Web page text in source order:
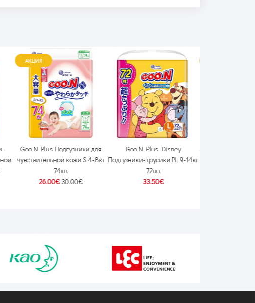
АКЦИЯ
Goo.N Plus Подгузники для
чувствительной кожи S 4-8кг
74шт
26.00€30.00€
Goo.N Plus Disney
Подгузники-трусики PL 9-14кг
72шт
33.50€
JoyBerry